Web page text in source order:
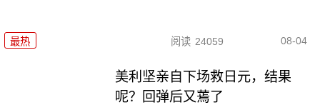
最热 阅读 24059 08-04
美利坚亲自下场救日元，结果
呢？回弹后又蔫了